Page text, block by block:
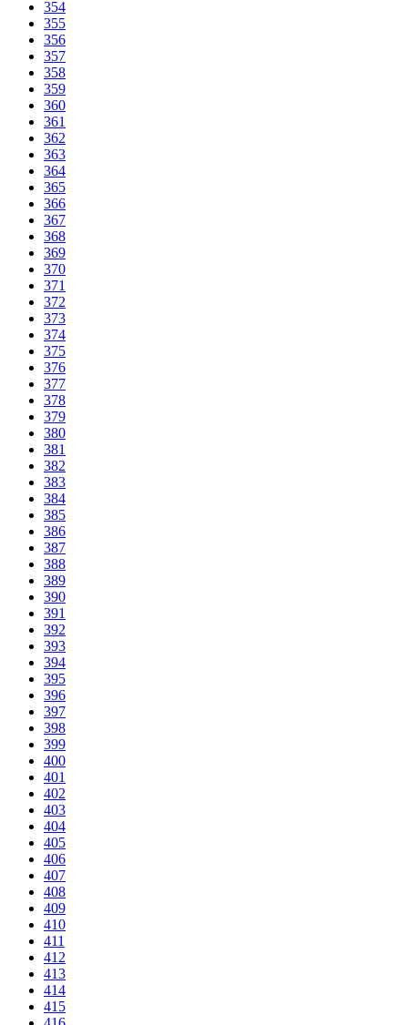
354
355
356
357
358
359
360
361
362
363
364
365
366
367
368
369
370
371
372
373
374
375
376
377
378
379
380
381
382
383
384
385
386
387
388
389
390
391
392
393
394
395
396
397
398
399
400
401
402
403
404
405
406
407
408
409
410
411
412
413
414
415